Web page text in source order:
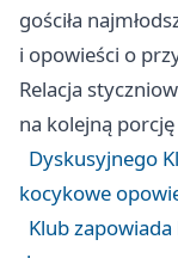
gościła
i opowieści o
Relacja
na kolejną
Dyskusyjnego
kocykowe
Klub